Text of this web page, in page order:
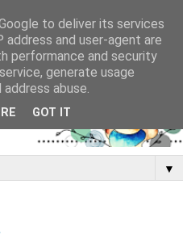
▼
to deliver its services
address and user-agent are
performance and security
generate usage
abuse.
GOT IT